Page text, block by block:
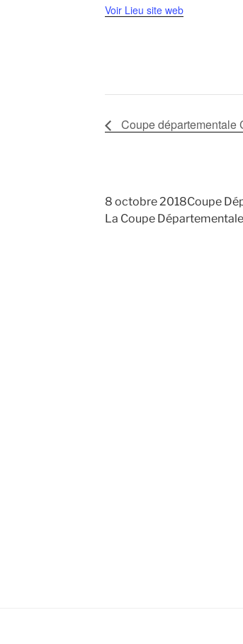
Voir Lieu site web
Coupe départementale
8 octobre 2018Coupe
La Coupe